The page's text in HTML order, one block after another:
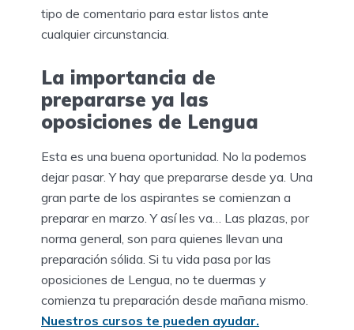
tipo de comentario para estar listos ante
cualquier circunstancia.
La importancia de
prepararse ya las
oposiciones de Lengua
Esta es una buena oportunidad. No la podemos
dejar pasar. Y hay que prepararse desde ya. Una
gran parte de los aspirantes se comienzan a
preparar en marzo. Y así les va… Las plazas, por
norma general, son para quienes llevan una
preparación sólida. Si tu vida pasa por las
oposiciones de Lengua, no te duermas y
comienza tu preparación desde mañana mismo.
Nuestros cursos te pueden ayudar.